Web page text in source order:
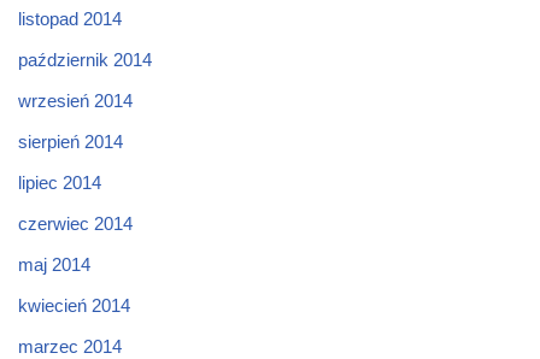
listopad 2014
październik 2014
wrzesień 2014
sierpień 2014
lipiec 2014
czerwiec 2014
maj 2014
kwiecień 2014
marzec 2014